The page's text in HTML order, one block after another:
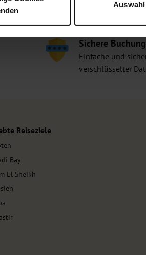
Sichere Buchung
Einfache und
verschlüsselter
Reiseziele
Bay
El Sheikh